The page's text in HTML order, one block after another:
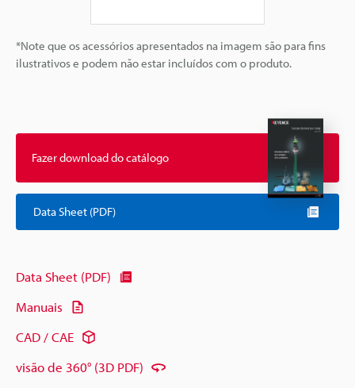
*Note que os acessórios apresentados na imagem são para fins
ilustrativos e podem não estar incluídos com o produto.
Fazer download do catálogo
Data Sheet (PDF)
Data Sheet (PDF)
Manuais
CAD / CAE
visão de 360° (3D PDF)